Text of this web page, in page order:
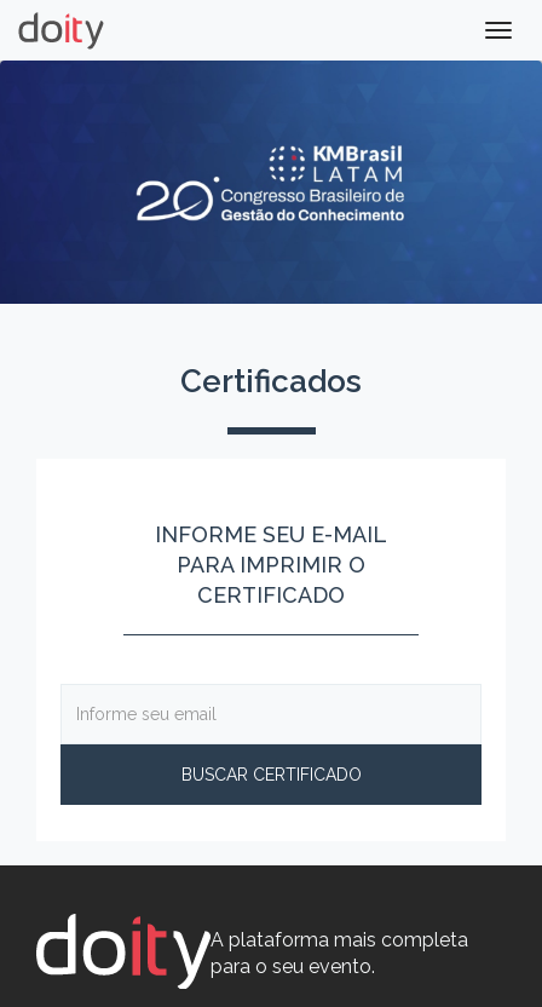
Certificados
INFORME SEU E-MAIL
PARA IMPRIMIR O
CERTIFICADO
A plataforma mais completa
para o seu evento.